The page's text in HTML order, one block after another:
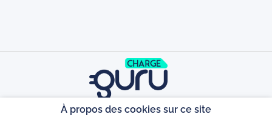
À propos des cookies sur ce site